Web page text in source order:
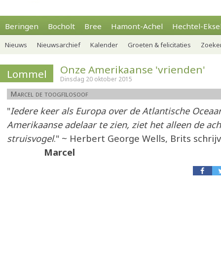
Beringen Bocholt Bree Hamont-Achel Hechtel-
Nieuws Nieuwsarchief Kalender Groeten & felicitaties
Lommel Onze Amerikaanse 'vrienden'
Dinsdag 20 oktober 2015
Marcel de toogfilosoof
"Iedere keer als Europa over de Atlantische
Amerikaanse adelaar te zien, ziet het alleen de
struisvogel." ~ Herbert George Wells, Brits
Marcel